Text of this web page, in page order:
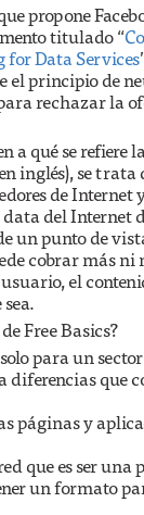
propone
titulado “
Data Services
el principio de
rechazar la
a qué se
inglés), se
de Internet
del Internet
un punto de
cobrar más ni
el
Free Basics?
para un
diferencias que
páginas y
que es ser
un formato